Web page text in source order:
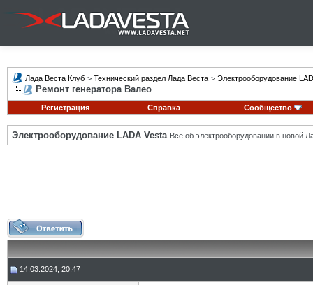
Лада Веста Клуб > Технический раздел Лада Веста > Электрооборудование
Ремонт генератора Валео
Регистрация Справка Сообщество
Электрооборудование LADA Vesta Все об электрооборудовании в новой
14.03.2024, 20:47